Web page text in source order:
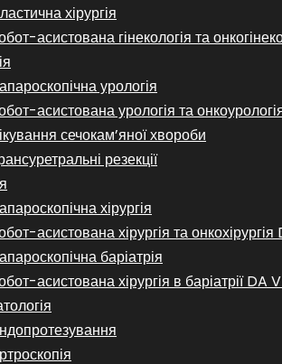
хірургія
асистована гінекологія та
урологія
асистована урологія та
сечокам’яної хвороби
резекції
хірургія
асистована хірургія та
баріатрія
асистована хірургія в баріатрії DA